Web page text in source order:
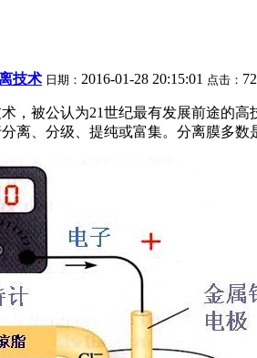
技术 日期： 2016-01-28 20:15:01 点击：
，被公认为21世纪最有发展前途的
离、分级、提纯或富集。分离膜多数